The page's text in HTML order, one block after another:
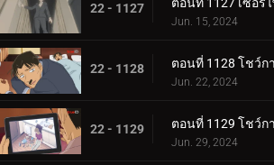
22 - 1127
Jun. 15, 2024
22 - 1128
Jun. 22, 2024
22 - 1129
Jun. 29, 2024